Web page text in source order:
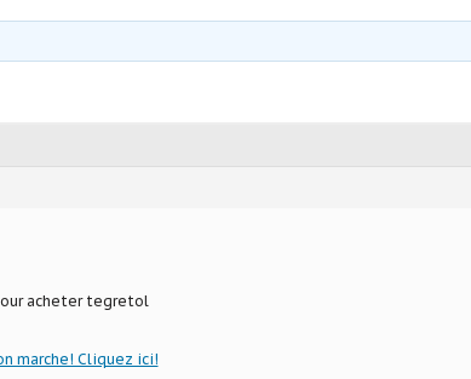
acheter tegretol
marche! Cliquez ici!